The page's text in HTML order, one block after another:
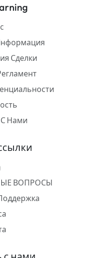
Сделки
Нами
ВОПРОСЫ